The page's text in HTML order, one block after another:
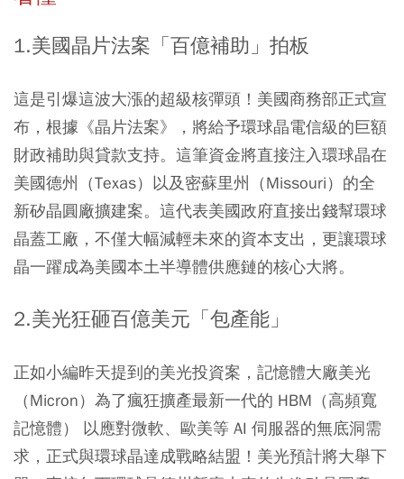
1.美國晶片法案「百億補助」拍板
這是引爆這波大漲的超級核彈頭！美國商務部正式宣
布，根據《晶片法案》，將給予環球晶電信級的巨額
財政補助與貸款支持。這筆資金將直接注入環球晶在
美國德州（Texas）以及密蘇里州（Missouri）的全
新矽晶圓廠擴建案。這代表美國政府直接出錢幫環球
晶蓋工廠，不僅大幅減輕未來的資本支出，更讓環球
晶一躍成為美國本土半導體供應鏈的核心大將。
2.美光狂砸百億美元「包產能」
正如小編昨天提到的美光投資案，記憶體大廠美光
（Micron）為了瘋狂擴產最新一代的 HBM（高頻寬
記憶體） 以應對微軟、歐美等 AI 伺服器的無底洞需
求，正式與環球晶達成戰略結盟！美光預計將大舉下